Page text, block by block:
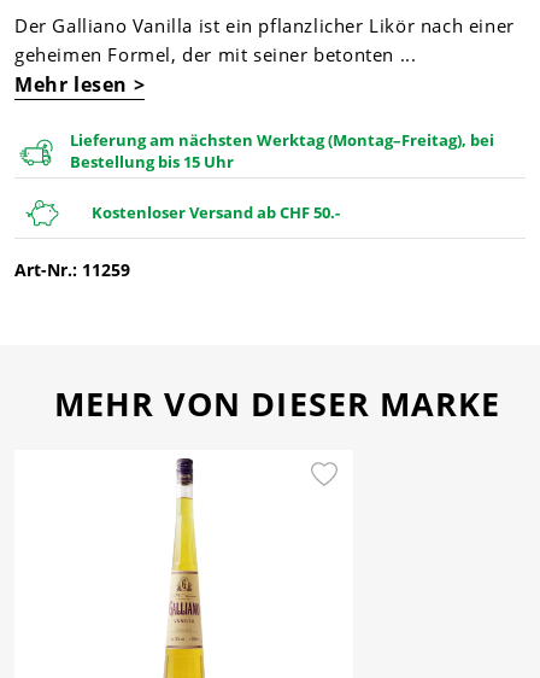
Der Galliano Vanilla ist ein pflanzlicher Likör nach einer
geheimen Formel, der mit seiner betonten ...
Mehr lesen >
Lieferung am nächsten Werktag (Montag–Freitag), bei
Bestellung bis 15 Uhr
Kostenloser Versand ab CHF 50.-
Art-Nr.: 11259
MEHR VON DIESER MARKE